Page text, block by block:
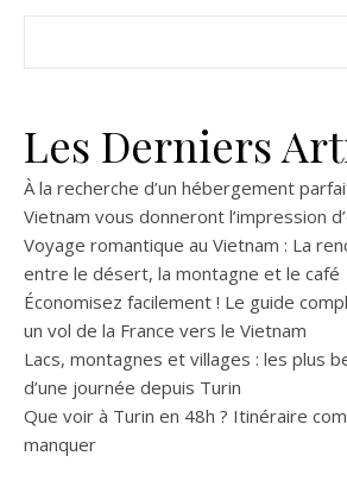
Les Derniers
À la recherche d’un hébergement
Vietnam vous donneront l’impression
Voyage romantique au Vietnam : La
entre le désert, la montagne et le café
Économisez facilement ! Le guide
un vol de la France vers le Vietnam
Lacs, montagnes et villages : les plus
d’une journée depuis Turin
Que voir à Turin en 48h ? Itinéraire
manquer